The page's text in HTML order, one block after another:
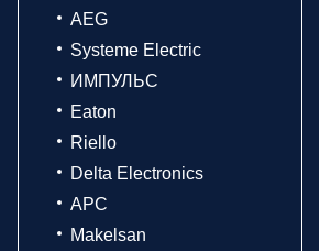
AEG
Systeme Electric
ИМПУЛЬС
Eaton
Riello
Delta Electronics
APC
Makelsan